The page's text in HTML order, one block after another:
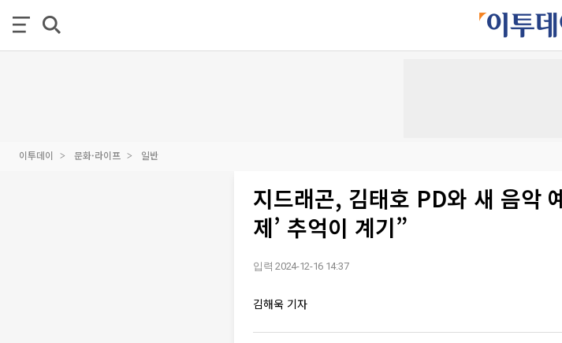
이투데이 문화·라이프 일반
지드래곤, 김태호 PD와 새 음악
제’ 추억이 계기”
입력 2024-12-16 14:37
김해욱 기자